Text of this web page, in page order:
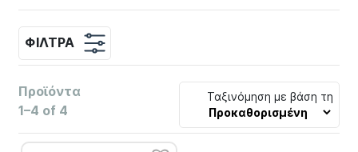
ΦΊΛΤΡΑ
Προϊόντα
1–4 of 4
Ταξινόμηση με βάση τη